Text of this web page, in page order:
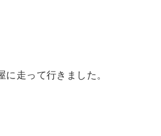
に走って行きました。